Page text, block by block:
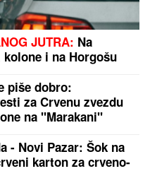
mučili pekara
VIDEO)
na